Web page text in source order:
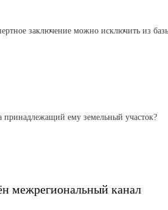
заключение можно исключить из
принадлежащий ему земельный участок?
межрегиональный канал